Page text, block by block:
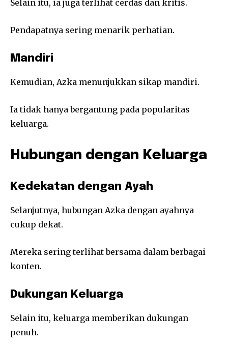
Selain itu, ia juga terlihat cerdas dan kritis.
Pendapatnya sering menarik perhatian.
Mandiri
Kemudian, Azka menunjukkan sikap mandiri.
Ia tidak hanya bergantung pada popularitas
keluarga.
Hubungan dengan Keluarga
Kedekatan dengan Ayah
Selanjutnya, hubungan Azka dengan ayahnya
cukup dekat.
Mereka sering terlihat bersama dalam berbagai
konten.
Dukungan Keluarga
Selain itu, keluarga memberikan dukungan
penuh.